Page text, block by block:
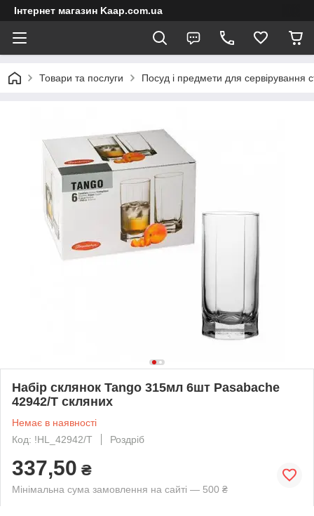
Інтернет магазин Kaap.com.ua
Товари та послуги Посуд і предмети для сервірування
Набір склянок Tango 315мл 6шт Pasabache
42942/T скляних
Немає в наявності
Код: !HL_42942/T
Роздріб
337,50 ₴
Мінімальна сума замовлення на сайті — 500 ₴